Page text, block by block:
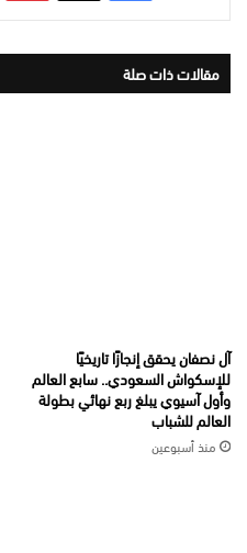
مقالات ذات صلة
آل نصفان يحقق إنجازًا تاريخيًا
للإسكواش السعودي.. سابع العالم
وأول آسيوي يبلغ ربع نهائي بطولة
العالم للشباب
منذ أسبوعين